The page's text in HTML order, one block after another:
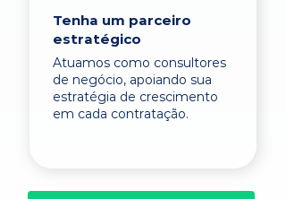
Tenha um parceiro
estratégico
Atuamos como consultores
de negócio, apoiando sua
estratégia de crescimento
em cada contratação.